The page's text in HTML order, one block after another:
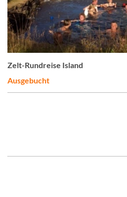
Zelt-Rundreise Island
Ausgebucht